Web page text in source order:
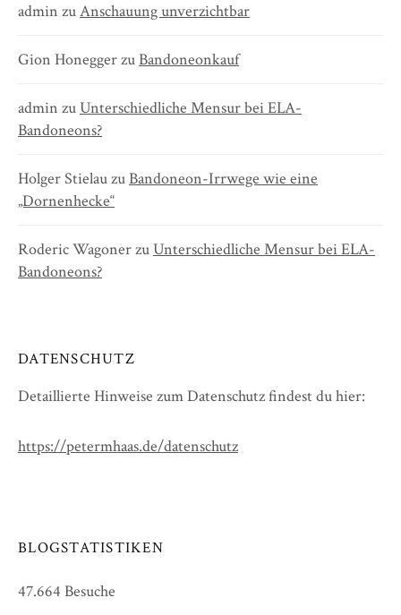
admin zuAnschauung unverzichtbar
Gion HoneggerzuBandoneonkauf
admin zuUnterschiedliche Mensur bei ELA-
Bandoneons?
Holger StielauzuBandoneon-Irrwege wie eine
„Dornenhecke“
Roderic WagonerzuUnterschiedliche Mensur bei ELA-
Bandoneons?
DATENSCHUTZ
Detaillierte Hinweise zum Datenschutz findest du hier:
https://petermhaas.de/datenschutz
BLOGSTATISTIKEN
47.664 Besuche